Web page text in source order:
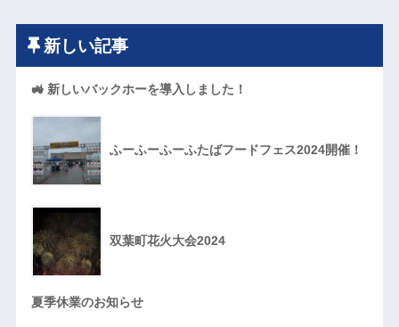
新しい記事
🚜 新しいバックホーを導入しました！
ふーふーふーふたばフードフェス2024開催！
双葉町花火大会2024
夏季休業のお知らせ